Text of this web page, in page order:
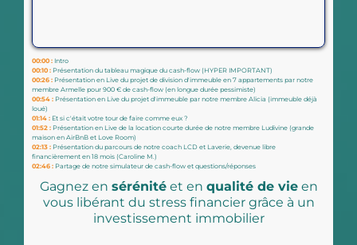
00:00 : Intro
00:10 : Présentation du tableau magique du cash-flow (HYPER IMPORTANT)
00:26 : Présentation en Live du projet de division d'immeuble en 7 appartements par notre
membre Armelle pour 900 € de cash-flow (en longue durée pessimiste)
00:54 : Présentation en Live du projet d'immeuble par notre membre Alicia (immeuble déjà
loué)
01:14 : Et si c'était votre tour de faire comme eux ?
01:52 : Présentation en Live de la location courte durée de notre membre Ludivine (grande
maison en AirBnB et Love Room)
02:13 : Présentation du parcours de notre coach LCD et Laverie, devenue libre
financièrement en 18 mois (Caroline M.)
02:46 : Partage de notre simulateur de cash-flow et questions/réponses
Gagnez en sérénitéet en qualité de vieen
vous libérant du stress financier grâce à un
investissement immobilier